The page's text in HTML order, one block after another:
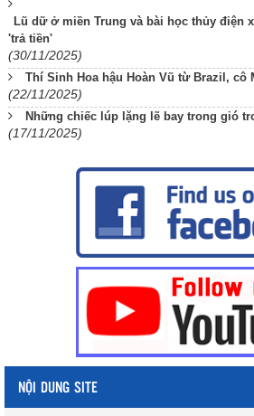
Lũ dữ ở miền Trung và bài học thủy điện
'trả tiền'
(30/11/2025)
Thí Sinh Hoa hậu Hoàn Vũ từ Brazil, cô
(22/11/2025)
Những chiếc lúp lặng lẽ bay trong gió
(17/11/2025)
NỘI DUNG SITE